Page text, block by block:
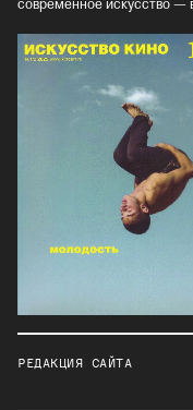
современное искусство —
РЕДАКЦИЯ САЙТА